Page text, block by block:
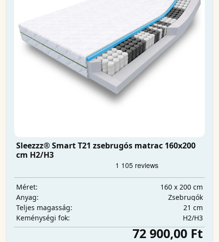
Sleezzz® Smart T21 zsebrugós matrac 160x200
cm H2/H3
Méret:
160 x 200 cm
Anyag:
Zsebrugók
Teljes magasság:
21 cm
Keménységi fok:
H2/H3
72 900,00 Ft